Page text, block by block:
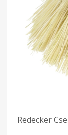
Redecker